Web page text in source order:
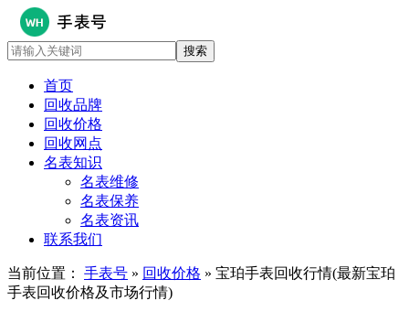
首页
回收品牌
回收价格
回收网点
名表知识
名表维修
名表保养
名表资讯
联系我们
当前位置： 手表号 » 回收价格 » 宝珀手表回收行情(最新宝珀
手表回收价格及市场行情)